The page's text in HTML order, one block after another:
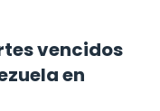
vencidos
en